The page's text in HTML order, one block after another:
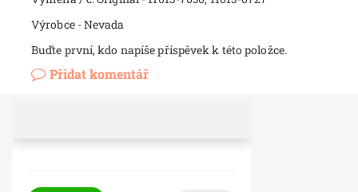
Výrobce - Nevada
Buďte první, kdo napíše příspěvek k této položce.
Přidat komentář